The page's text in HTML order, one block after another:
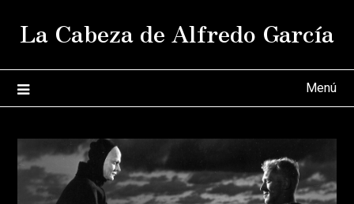
La Cabeza de Alfredo García
Menú